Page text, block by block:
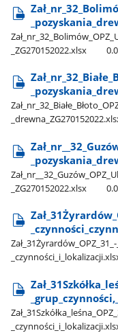
_ZG270152022.xlsx
_ZG270152022.xlsx